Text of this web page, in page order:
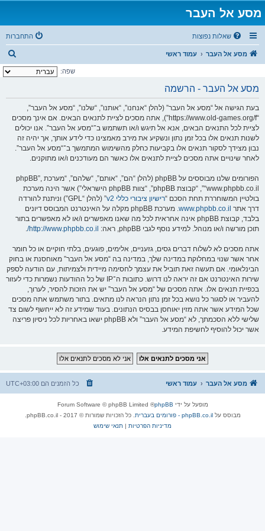
מסע אל העבר
שאלות נפוצות התחברות
מסע אל העבר עמוד ראשי
י
שפה:
מסע אל העבר - הרשמה
בעת הגישה אל “מסע אל העבר” (להלן “אנחנו”, “אותנו”, “שלנו”, “מסע אל העבר”,
“https://www.old-games.org/f”), אתה מסכים לציית לתנאים הבאים. אם אינך מסכים
לציית לכל התנאים הבאים, אנא אל תיגש ו/או תשתמש ב־“מסע אל העבר”. אנו יכולים
לשנות תנאים אלו בכל זמן נתון ונשקיע את מירב מאמצינו כדי לידע אותך, אך יהיה זה
נבון מצידך לסקור תנאים אלו בקביעות כחלק מהשימוש המתמשך ב־“מסע אל העבר”.
לאחר שינויים אתה מסכים לציית לתנאים אלו כאשר הם מעודכנים ו/או מתוקנים.
הפורומים שלנו מבוססים על phpBB (להלן “הם”, “אותם”, “שלהם”, “מערכת phpBB”,
“www.phpbb.co.il”, “קבוצת phpBB”, “צוות phpBB הישראלי”) אשר הינה מערכת
בולטיין המשוחררת תחת הסכם “רישיון ציבורי כללי v2
” (להלן “GPL”) וניתנת להורדה
דרך אתר www.phpbb.co.il
. מערכת phpBB מקלה על האינטרנט המבוסס דיונים
בלבד, קבוצת phpBB אינה אחראית לכל מה שאנו מאפשרים ו/או לא מאפשרים בתור
תוכן מורשה ו/או מנוהל. למידע נוסף לגבי phpBB, ראה:
http://www.phpbb.co.il/
.
אתה מסכים לא לשלוח דברים גסים, גזעניים, אלימים, פוגעים, בלתי חוקיים או כל חומר
אחר אשר שנוי במחלוקת במדינה שלך, במדינה בה “מסע אל העבר” מאוחסנת או בחוק
הבינלאומי. אם תעשה זאת תוביל את עצמך לחסימה מיידית ולצמיתות, עם הודעה לספק
שירות האינטרנט אם זה יראה לנו דרוש. כתובות ה־IP של כל ההודעות נשמרות כדי לעזור
בכפיית תנאים אלו. אתה מסכים של “מסע אל העבר” יש את הזכות להסיר, לערוך,
להעביר או לסגור כל נושא בכל זמן נתון הנראה לנו מתאים. בתור משתמש אתה מסכים
שכל המידע אשר אתה מזין יאוחסן בבסיס הנתונים. בעוד שמידע זה לא ייחשף לשום צד
שלישי ללא הסכמתך, לא “מסע אל העבר” ולא phpBB ישאו באחריות לכל ניסיון פריצה
אשר יכול להוסיף לחשיפת המידע.
מסע אל העבר עמוד ראשי כל הזמנים הם UTC+03:00
מופעל על ידי phpBB
® Forum Software © phpBB Limited
מבוסס עלphpBB.co.il - פורומים בעברית
. כל הזכויות שמורות © 2017 - phpBB.co.il.
מדיניות הפרטיות | תנאי שימוש